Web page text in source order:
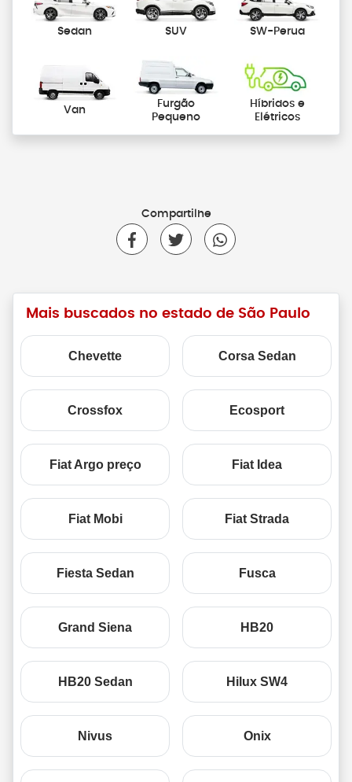
Sedan SUV SW-Perua
Van
Furgão
Pequeno
Híbridos e
Elétricos
Compartilhe
Mais buscados no estado de São Paulo
Chevette Corsa Sedan
Crossfox Ecosport
Fiat Argo preço Fiat Idea
Fiat Mobi Fiat Strada
Fiesta Sedan Fusca
Grand Siena HB20
HB20 Sedan Hilux SW4
Nivus Onix